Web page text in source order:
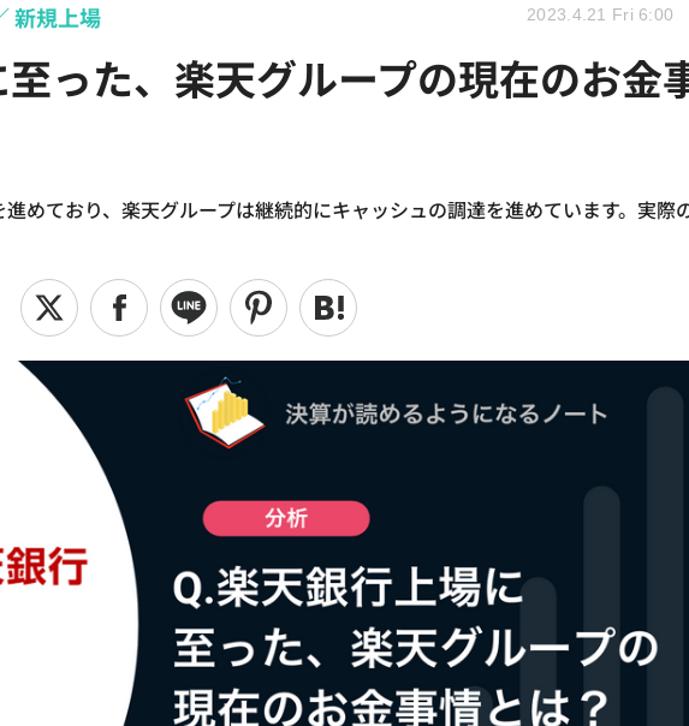
った、楽天グループの現在のお金
めており、楽天グループは継続的にキャッシュの調達を進めています。実際
新規上場 2023.4.21 Fri 6:00